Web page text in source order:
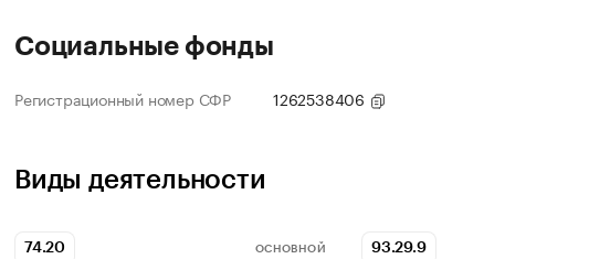
Социальные фонды
Регистрационный номер СФР 1262538406
Виды деятельности
74.20 ОСНОВНОЙ 93.29.9